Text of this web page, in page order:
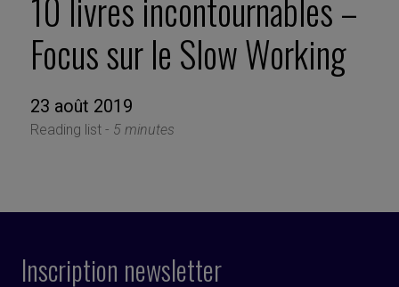
10 livres incontournables –
Focus sur le Slow Working
23 août 2019
Reading list - 5 minutes
Inscription newsletter